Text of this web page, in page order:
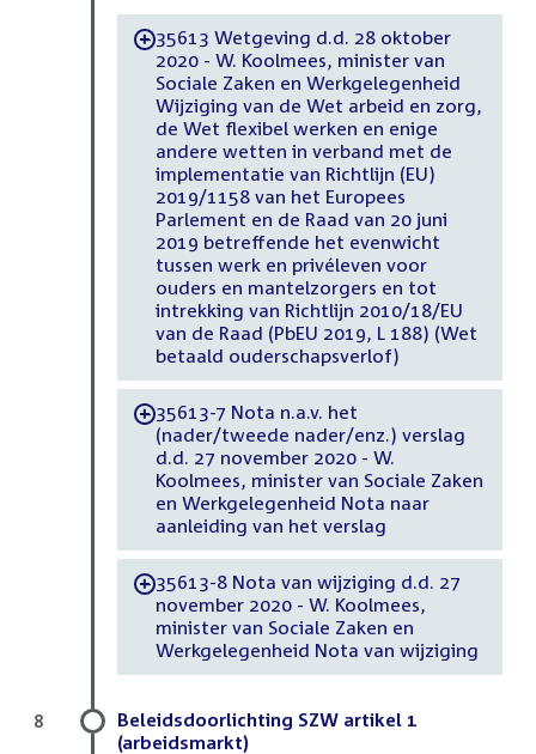
-35613 Wetgeving d.d. 28 oktober
2020 - W. Koolmees, minister van
Sociale Zaken en Werkgelegenheid
Wijziging van de Wet arbeid en zorg,
de Wet flexibel werken en enige
andere wetten in verband met de
implementatie van Richtlijn (EU)
2019/1158 van het Europees
Parlement en de Raad van 20 juni
2019 betreffende het evenwicht
tussen werk en privéleven voor
ouders en mantelzorgers en tot
intrekking van Richtlijn 2010/18/EU
van de Raad (PbEU 2019, L 188) (Wet
betaald ouderschapsverlof)
-35613-7 Nota n.a.v. het
(nader/tweede nader/enz.) verslag
d.d. 27 november 2020 - W.
Koolmees, minister van Sociale Zaken
en Werkgelegenheid Nota naar
aanleiding van het verslag
-35613-8 Nota van wijziging d.d. 27
november 2020 - W. Koolmees,
minister van Sociale Zaken en
Werkgelegenheid Nota van wijziging
Beleidsdoorlichting SZW artikel 1
(arbeidsmarkt)
8